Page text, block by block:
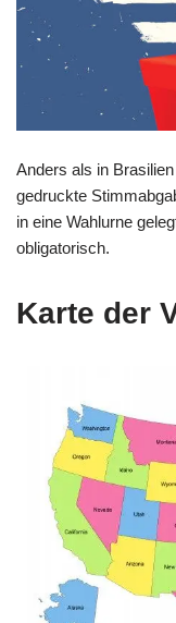
Anders als in
gedruckte
in eine Wahlurne
obligatorisch.
Karte der